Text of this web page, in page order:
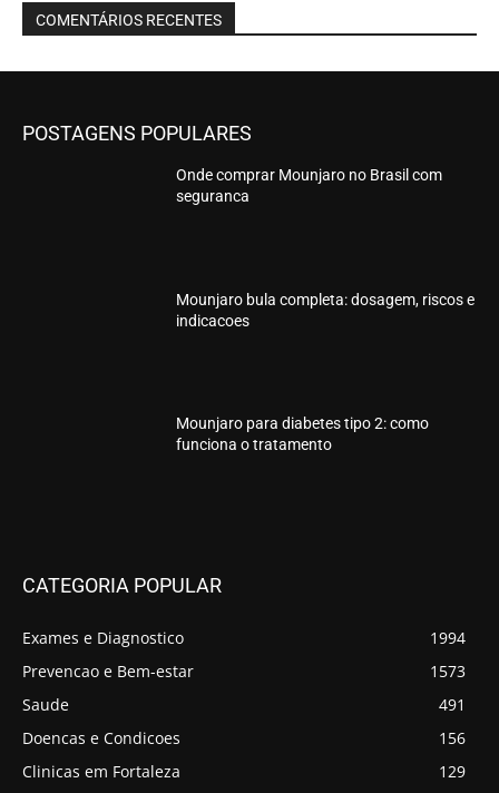
COMENTÁRIOS RECENTES
POSTAGENS POPULARES
Onde comprar Mounjaro no Brasil com
seguranca
Mounjaro bula completa: dosagem, riscos e
indicacoes
Mounjaro para diabetes tipo 2: como
funciona o tratamento
CATEGORIA POPULAR
Exames e Diagnostico
1994
Prevencao e Bem-estar
1573
Saude
491
Doencas e Condicoes
156
Clinicas em Fortaleza
129